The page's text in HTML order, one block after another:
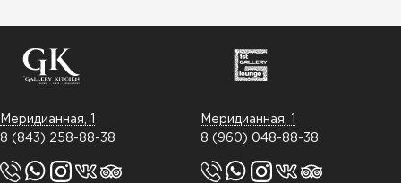
Меридианная, 1
8 (843) 258-88-38
Меридианная, 1
8 (960) 048-88-38